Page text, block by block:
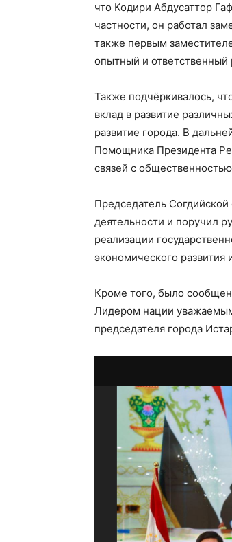
что Кодири Абдусаттор
частности, он работал
также первым
опытный и ответственный
Также подчёркивалось,
вклад в развитие
развитие города. В
Помощника Президента
связей с
Председатель
деятельности и поручил
реализации
экономического
Кроме того, было
Лидером нации
председателя города